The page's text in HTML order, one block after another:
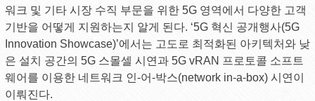
워크 및 기타 시장 수직 부문을 위한 5G 영역에서 다양한 고객
기반을 어떻게 지원하는지 알게 된다. ‘5G 혁신 공개행사(5G
Innovation Showcase)’에서는 고도로 최적화된 아키텍처와 낮
은 설치 공간의 5G 스몰셀 시연과 5G vRAN 프로토콜 소프트
웨어를 이용한 네트워크 인-어-박스(network in-a-box) 시연이
이뤄진다.